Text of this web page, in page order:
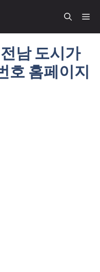
메
남 도시가
호 홈페이지